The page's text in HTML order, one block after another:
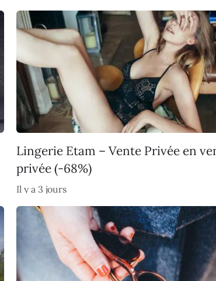
Lingerie Etam – Vente Privée en
privée (-68%)
Il y a 3 jours